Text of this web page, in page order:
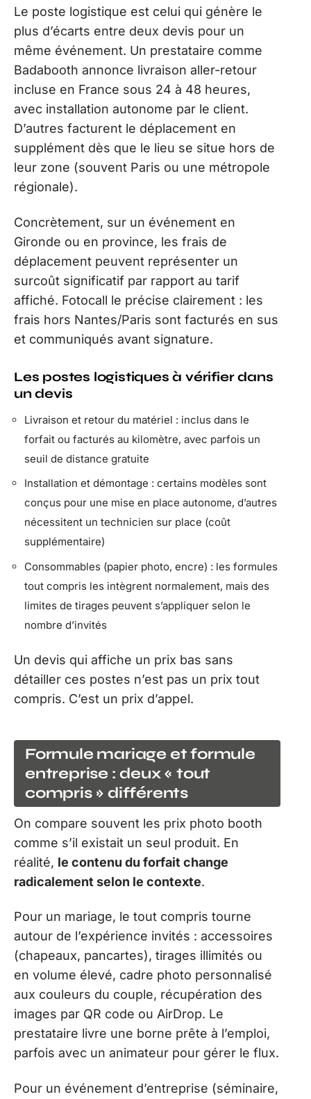
Le poste logistique est celui qui génère le
plus d’écarts entre deux devis pour un
même événement. Un prestataire comme
Badabooth annonce livraison aller-retour
incluse en France sous 24 à 48 heures,
avec installation autonome par le client.
D’autres facturent le déplacement en
supplément dès que le lieu se situe hors de
leur zone (souvent Paris ou une métropole
régionale).
Concrètement, sur un événement en
Gironde ou en province, les frais de
déplacement peuvent représenter un
surcoût significatif par rapport au tarif
affiché. Fotocall le précise clairement : les
frais hors Nantes/Paris sont facturés en sus
et communiqués avant signature.
Les postes logistiques à vérifier dans
un devis
Livraison et retour du matériel : inclus dans le
forfait ou facturés au kilomètre, avec parfois un
seuil de distance gratuite
Installation et démontage : certains modèles sont
conçus pour une mise en place autonome, d’autres
nécessitent un technicien sur place (coût
supplémentaire)
Consommables (papier photo, encre) : les formules
tout compris les intègrent normalement, mais des
limites de tirages peuvent s’appliquer selon le
nombre d’invités
Un devis qui affiche un prix bas sans
détailler ces postes n’est pas un prix tout
compris. C’est un prix d’appel.
Formule mariage et formule
entreprise : deux « tout
compris » différents
On compare souvent les prix photo booth
comme s’il existait un seul produit. En
réalité, le contenu du forfait change
radicalement selon le contexte.
Pour un mariage, le tout compris tourne
autour de l’expérience invités : accessoires
(chapeaux, pancartes), tirages illimités ou
en volume élevé, cadre photo personnalisé
aux couleurs du couple, récupération des
images par QR code ou AirDrop. Le
prestataire livre une borne prête à l’emploi,
parfois avec un animateur pour gérer le flux.
Pour un événement d’entreprise (séminaire,